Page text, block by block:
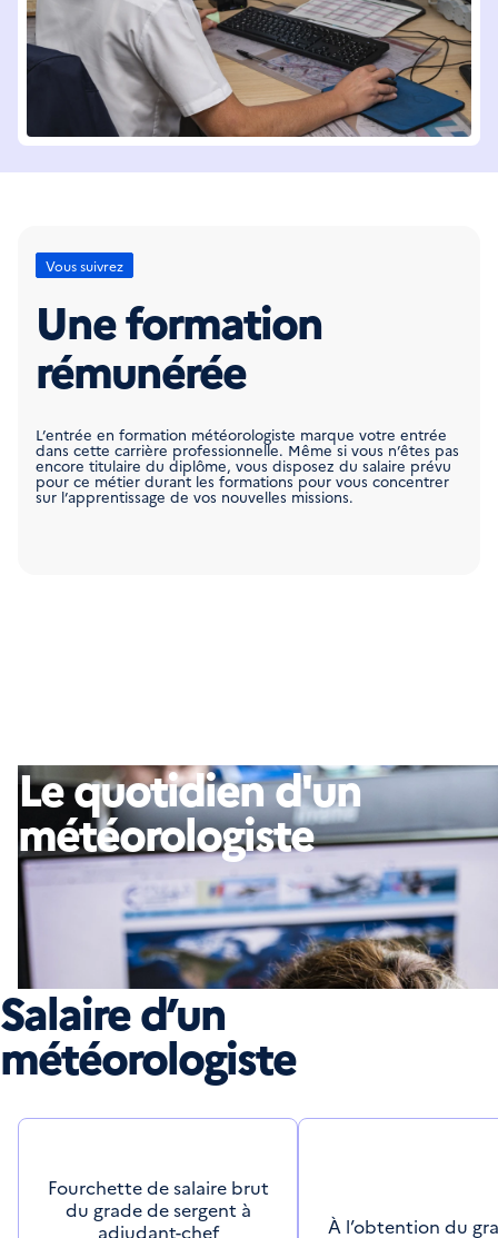
Vous suivrez
Une formation
rémunérée
L’entrée en formation météorologiste marque votre entrée
dans cette carrière professionnelle. Même si vous n’êtes pas
encore titulaire du diplôme, vous disposez du salaire prévu
pour ce métier durant les formations pour vous concentrer
sur l’apprentissage de vos nouvelles missions.
Le quotidien d'un
météorologiste
Salaire d’un
météorologiste
Fourchette de salaire brut
du grade de sergent à
adjudant-chef
À l’obtention du